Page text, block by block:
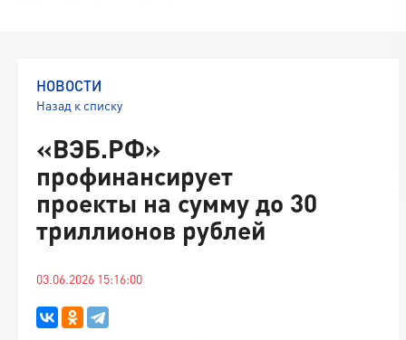
НОВОСТИ
Назад к списку
«ВЭБ.РФ»
профинансирует
проекты на сумму до 30
триллионов рублей
03.06.2026 15:16:00